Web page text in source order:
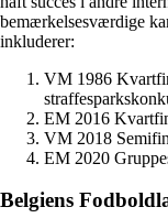
bemærkelsesværdige
inkluderer:
VM 1986
EM 2016
VM 2018
EM 2020
Belgiens